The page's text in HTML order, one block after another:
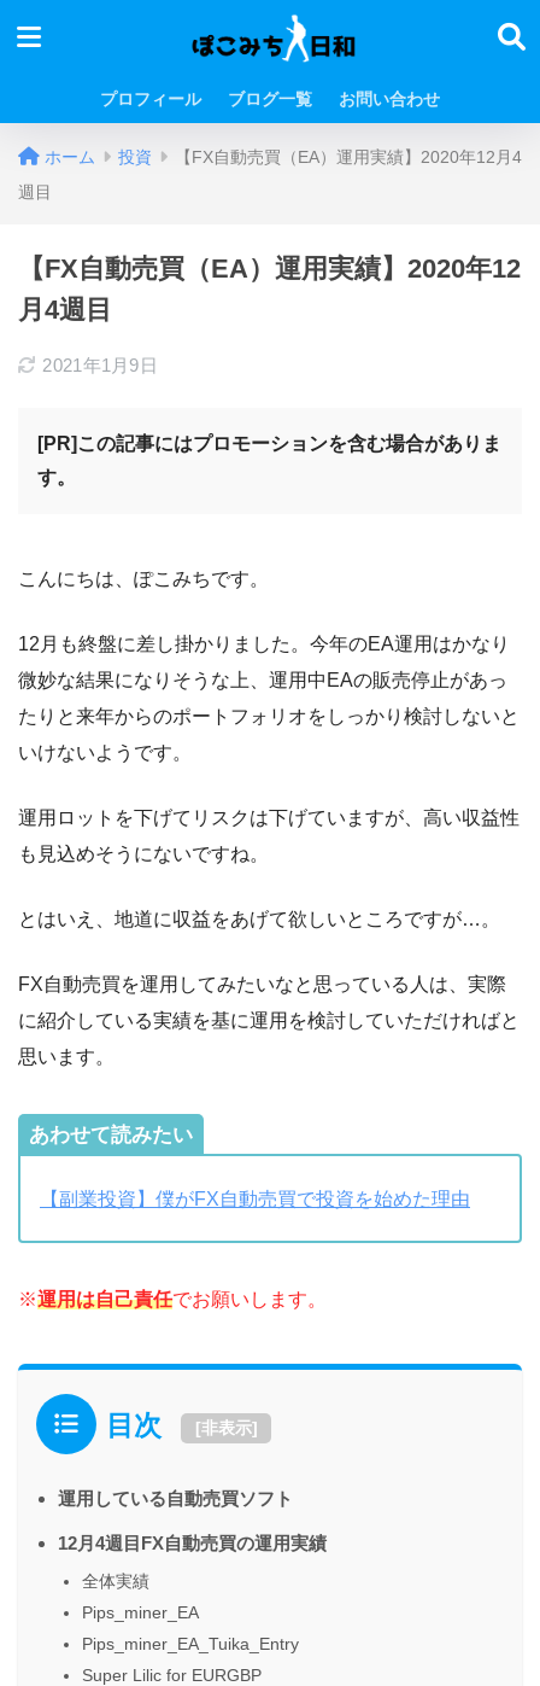
プロフィール ブログ一覧 お問い合わせ
ホーム 投資
【FX自動売買（EA）運用実績】2020年12月4
週目
【FX自動売買（EA）運用実績】2020年12
月4週目
2021年1月9日
[PR]この記事にはプロモーションを含む場合がありま
す。
こんにちは、ぽこみちです。
12月も終盤に差し掛かりました。今年のEA運用はかなり
微妙な結果になりそうな上、運用中EAの販売停止があっ
たりと来年からのポートフォリオをしっかり検討しないと
いけないようです。
運用ロットを下げてリスクは下げていますが、高い収益性
も見込めそうにないですね。
とはいえ、地道に収益をあげて欲しいところですが…。
FX自動売買を運用してみたいなと思っている人は、実際
に紹介している実績を基に運用を検討していただければと
思います。
あわせて読みたい
【副業投資】僕がFX自動売買で投資を始めた理由
※運用は自己責任でお願いします。
目次 [非表示]
運用している自動売買ソフト
12月4週目FX自動売買の運用実績
全体実績
Pips_miner_EA
Pips_miner_EA_Tuika_Entry
Super Lilic for EURGBP